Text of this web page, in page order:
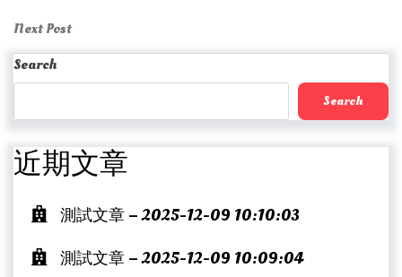
navigation
Next
Post
Next Post
Search
Search
近期文章
測試文章 – 2025-12-09 10:10:03
測試文章 – 2025-12-09 10:09:04